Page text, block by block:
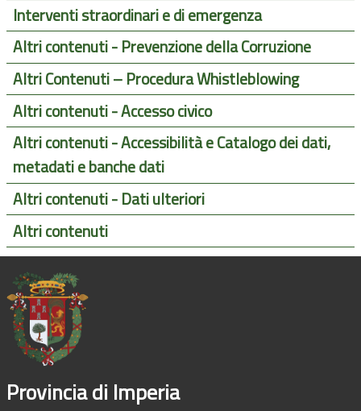
Interventi straordinari e di emergenza
Altri contenuti - Prevenzione della Corruzione
Altri Contenuti – Procedura Whistleblowing
Altri contenuti - Accesso civico
Altri contenuti - Accessibilità e Catalogo dei dati,
metadati e banche dati
Altri contenuti - Dati ulteriori
Altri contenuti
Provincia di Imperia